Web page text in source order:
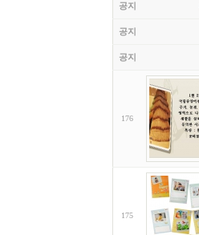
공지
공지
공지
176
175